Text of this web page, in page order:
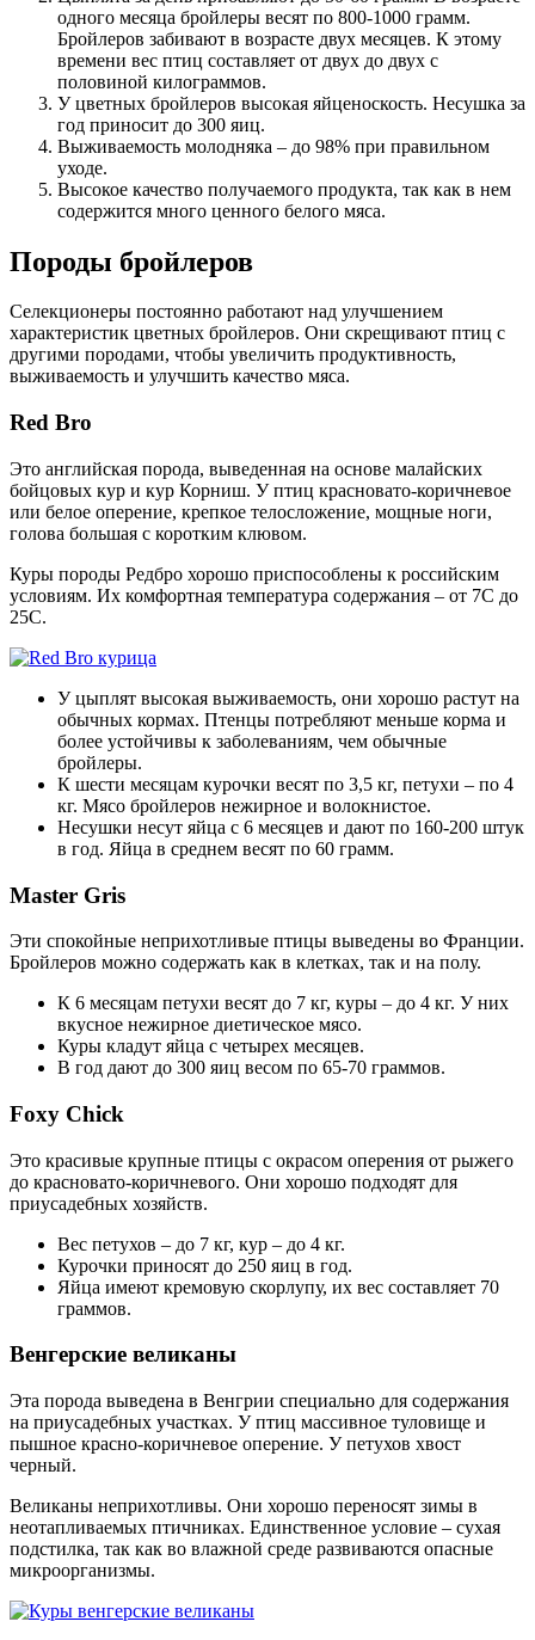
одного месяца бройлеры весят по 800-1000 грамм.
Бройлеров забивают в возрасте двух месяцев. К этому
времени вес птиц составляет от двух до двух с
половиной килограммов.
У цветных бройлеров высокая яйценоскость. Несушка за
год приносит до 300 яиц.
Выживаемость молодняка – до 98% при правильном
уходе.
Высокое качество получаемого продукта, так как в нем
содержится много ценного белого мяса.
Породы бройлеров
Селекционеры постоянно работают над улучшением
характеристик цветных бройлеров. Они скрещивают птиц с
другими породами, чтобы увеличить продуктивность,
выживаемость и улучшить качество мяса.
Red Bro
Это английская порода, выведенная на основе малайских
бойцовых кур и кур Корниш. У птиц красновато-коричневое
или белое оперение, крепкое телосложение, мощные ноги,
голова большая с коротким клювом.
Куры породы Редбро хорошо приспособлены к российским
условиям. Их комфортная температура содержания – от 7С до
25С.
У цыплят высокая выживаемость, они хорошо растут на
обычных кормах. Птенцы потребляют меньше корма и
более устойчивы к заболеваниям, чем обычные
бройлеры.
К шести месяцам курочки весят по 3,5 кг, петухи – по 4
кг. Мясо бройлеров нежирное и волокнистое.
Несушки несут яйца с 6 месяцев и дают по 160-200 штук
в год. Яйца в среднем весят по 60 грамм.
Master Gris
Эти спокойные неприхотливые птицы выведены во Франции.
Бройлеров можно содержать как в клетках, так и на полу.
К 6 месяцам петухи весят до 7 кг, куры – до 4 кг. У них
вкусное нежирное диетическое мясо.
Куры кладут яйца с четырех месяцев.
В год дают до 300 яиц весом по 65-70 граммов.
Foxy Chick
Это красивые крупные птицы с окрасом оперения от рыжего
до красновато-коричневого. Они хорошо подходят для
приусадебных хозяйств.
Вес петухов – до 7 кг, кур – до 4 кг.
Курочки приносят до 250 яиц в год.
Яйца имеют кремовую скорлупу, их вес составляет 70
граммов.
Венгерские великаны
Эта порода выведена в Венгрии специально для содержания
на приусадебных участках. У птиц массивное туловище и
пышное красно-коричневое оперение. У петухов хвост
черный.
Великаны неприхотливы. Они хорошо переносят зимы в
неотапливаемых птичниках. Единственное условие – сухая
подстилка, так как во влажной среде развиваются опасные
микроорганизмы.